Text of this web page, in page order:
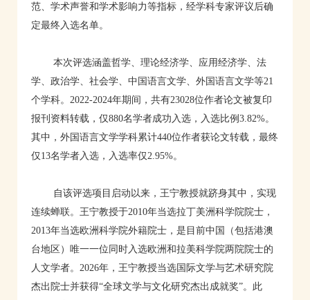
范、学术声誉和学术影响力等指标，经学科专家评议后确
定最终入选名单。
本次评选涵盖哲学、理论经济学、应用经济学、法
学、政治学、社会学、中国语言文学、外国语言文学等21
个学科。2022-2024年期间，共有23028位作者论文被复印
报刊资料转载，仅880名学者成功入选，入选比例3.82%。
其中，外国语言文学学科累计440位作者获论文转载，最终
仅 13名学者入选， 入选率仅2.95%。
自该评选项目启动以来，王宁教授就跻身其中，实现
连续蝉联。 王宁教授于2010年当选拉丁美洲科学院院士，
2013年当选欧洲科学院外籍院士，是目前中国（包括港澳
台地区）唯一一位同时入选欧洲和拉美科学院两院院士的
人文学者。2026年，王宁教授当选国际文学与艺术研究院
杰出院士并获得“全球文学与文化研究杰出成就奖”。此